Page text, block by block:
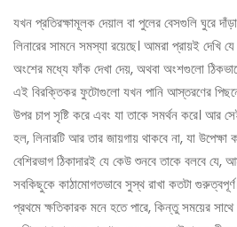
যখন প্রতিরক্ষামূলক দেয়াল বা পুলের বেসগুলি ঘুরে
লিনারের সামনে সমস্যা রয়েছে। আমরা প্রায়ই
অংশের মধ্যে ফাঁক দেখা দেয়, অথবা অংশগুলো
এই বিরক্তিকর ফুটোগুলো যখন পানি আস্তরণের
উপর চাপ সৃষ্টি করে এবং যা তাকে সমর্থন করে। আর
হল, লিনারটি আর তার জায়গায় থাকবে না, যা
বেশিরভাগ ঠিকাদারই যে কেউ শুনবে তাকে বলবে
সবকিছুকে কাঠামোগতভাবে সুস্থ রাখা কতটা
প্রথমে ক্ষতিকারক মনে হতে পারে, কিন্তু সময়ের